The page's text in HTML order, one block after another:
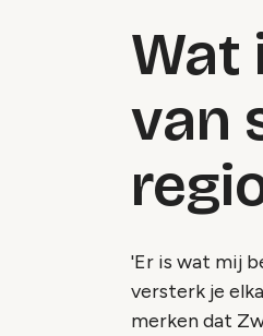
Wat
van
'Er is wat mij
versterk je
merken dat